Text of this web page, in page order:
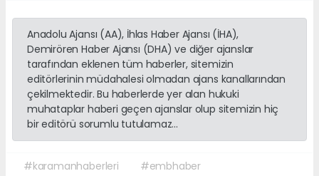
Anadolu Ajansı (AA), İhlas Haber Ajansı (İHA),
Demirören Haber Ajansı (DHA) ve diğer ajanslar
tarafından eklenen tüm haberler, sitemizin
editörlerinin müdahalesi olmadan ajans kanallarından
çekilmektedir. Bu haberlerde yer alan hukuki
muhataplar haberi geçen ajanslar olup sitemizin hiç
bir editörü sorumlu tutulamaz...
#karamanhaberleri #embhaber